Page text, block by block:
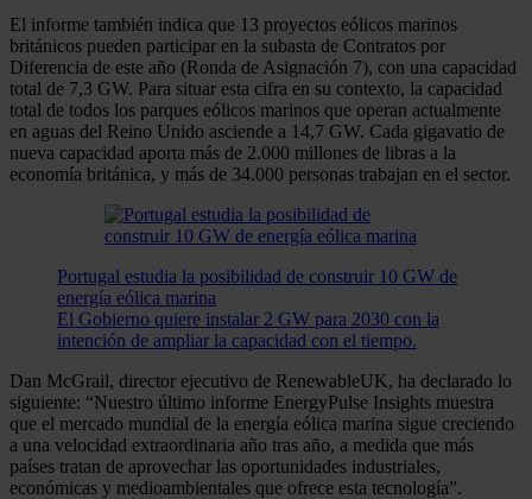
El informe también indica que 13 proyectos eólicos marinos
británicos pueden participar en la subasta de Contratos por
Diferencia de este año (Ronda de Asignación 7), con una capacidad
total de 7,3 GW. Para situar esta cifra en su contexto, la capacidad
total de todos los parques eólicos marinos que operan actualmente
en aguas del Reino Unido asciende a 14,7 GW. Cada gigavatio de
nueva capacidad aporta más de 2.000 millones de libras a la
economía británica, y más de 34.000 personas trabajan en el sector.
Portugal estudia la posibilidad de construir 10 GW de
energía eólica marina
El Gobierno quiere instalar 2 GW para 2030 con la
intención de ampliar la capacidad con el tiempo.
Dan McGrail, director ejecutivo de RenewableUK, ha declarado lo
siguiente: “Nuestro último informe EnergyPulse Insights muestra
que el mercado mundial de la energía eólica marina sigue creciendo
a una velocidad extraordinaria año tras año, a medida que más
países tratan de aprovechar las oportunidades industriales,
económicas y medioambientales que ofrece esta tecnología”.